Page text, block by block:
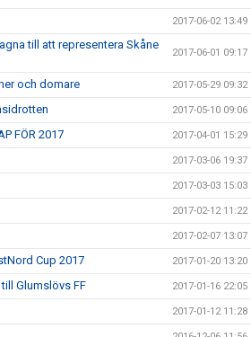
2017-06-02 13:49
till att representera Skåne
2017-06-01 09:17
och domare 2017-05-29 09:32
2017-05-10 09:06
FÖR 2017 2017-04-01 15:29
2017-03-06 19:37
2017-03-03 15:03
2017-02-12 11:22
2017-02-07 13:07
Cup 2017 2017-01-20 13:20
Glumslövs FF 2017-01-16 22:05
2017-01-12 11:28